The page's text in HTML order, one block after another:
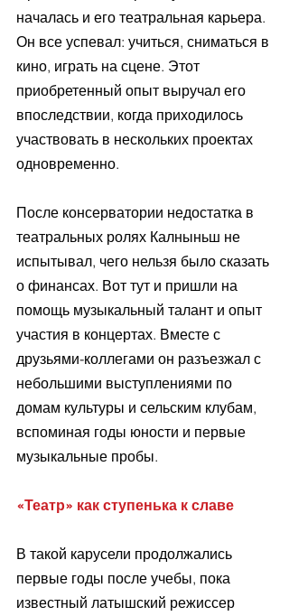
началась и его театральная карьера.
Он все успевал: учиться, сниматься в
кино, играть на сцене. Этот
приобретенный опыт выручал его
впоследствии, когда приходилось
участвовать в нескольких проектах
одновременно.
После консерватории недостатка в
театральных ролях Калныньш не
испытывал, чего нельзя было сказать
о финансах. Вот тут и пришли на
помощь музыкальный талант и опыт
участия в концертах. Вместе с
друзьями-коллегами он разъезжал с
небольшими выступлениями по
домам культуры и сельским клубам,
вспоминая годы юности и первые
музыкальные пробы.
«Театр» как ступенька к славе
В такой карусели продолжались
первые годы после учебы, пока
известный латышский режиссер